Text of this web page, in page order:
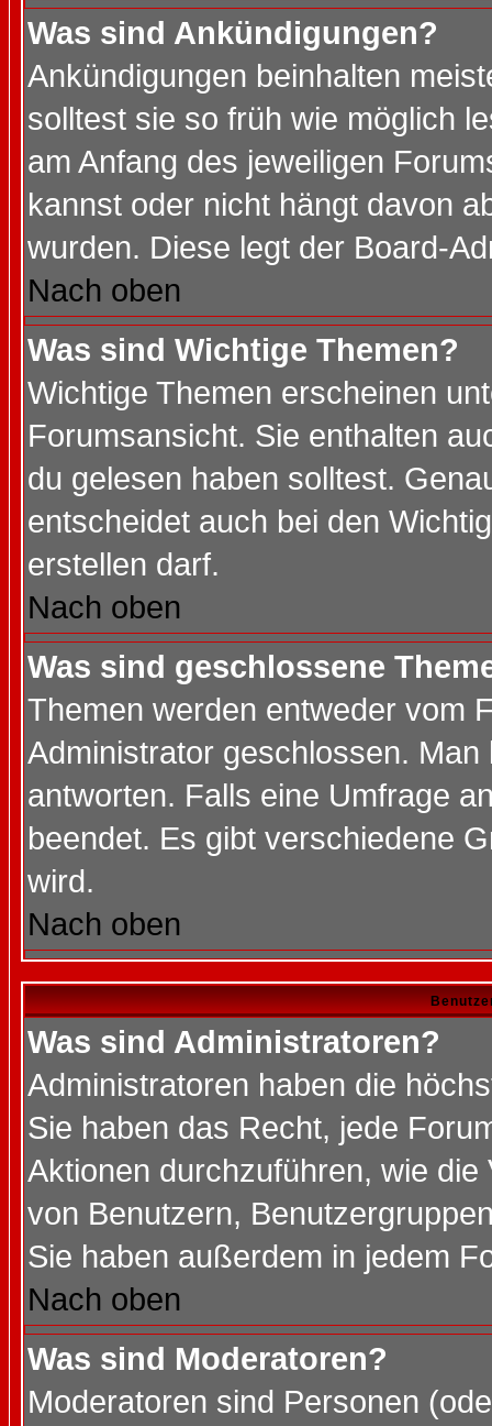
Was sind Ankündigungen?
Ankündigungen beinhalten
solltest sie so früh wie möglich
am Anfang des jeweiligen
kannst oder nicht hängt davon
wurden. Diese legt der Board-
Nach oben
Was sind Wichtige Themen?
Wichtige Themen erscheinen
Forumsansicht. Sie enthalten
du gelesen haben solltest.
entscheidet auch bei den
erstellen darf.
Nach oben
Was sind geschlossene
Themen werden entweder vom
Administrator geschlossen.
antworten. Falls eine Umfrage
beendet. Es gibt verschiedene
wird.
Nach oben
Was sind Administratoren?
Administratoren haben die
Sie haben das Recht, jede
Aktionen durchzuführen, wie
von Benutzern,
Sie haben außerdem in jedem
Nach oben
Was sind Moderatoren?
Moderatoren sind Personen